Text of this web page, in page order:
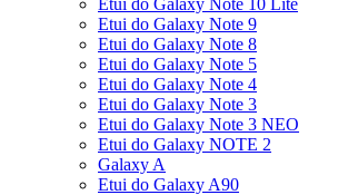
Etui do Galaxy Note 10 Lite
Etui do Galaxy Note 9
Etui do Galaxy Note 8
Etui do Galaxy Note 5
Etui do Galaxy Note 4
Etui do Galaxy Note 3
Etui do Galaxy Note 3 NEO
Etui do Galaxy NOTE 2
Galaxy A
Etui do Galaxy A90